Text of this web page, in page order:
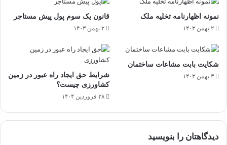
نمونه اظهارنامه تخلیه ملک
۲ بهمن ۱۴۰۳
قانون یک سوم پول پیش مستاجر
۲ بهمن ۱۴۰۳
شکایت بابت مشاعات ساختمان
۳ بهمن ۱۴۰۳
شرایط حق ایجاد راه عبور در زمین
کشاورزی چیست؟
۲۸ فروردین ۱۴۰۴
دیدگاهتان را بنویسید